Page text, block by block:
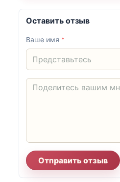
Оставить отзыв
Ваше имя *
Отправить отзыв